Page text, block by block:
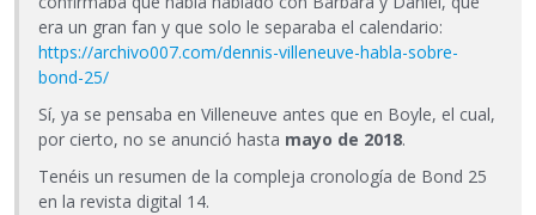
era un gran fan y que solo le separaba el calendario:
https://archivo007.com/dennis-villeneuve-habla-sobre-
bond-25/
Sí, ya se pensaba en Villeneuve antes que en Boyle, el cual,
por cierto, no se anunció hasta mayo de 2018.
Tenéis un resumen de la compleja cronología de Bond 25
en la revista digital 14.